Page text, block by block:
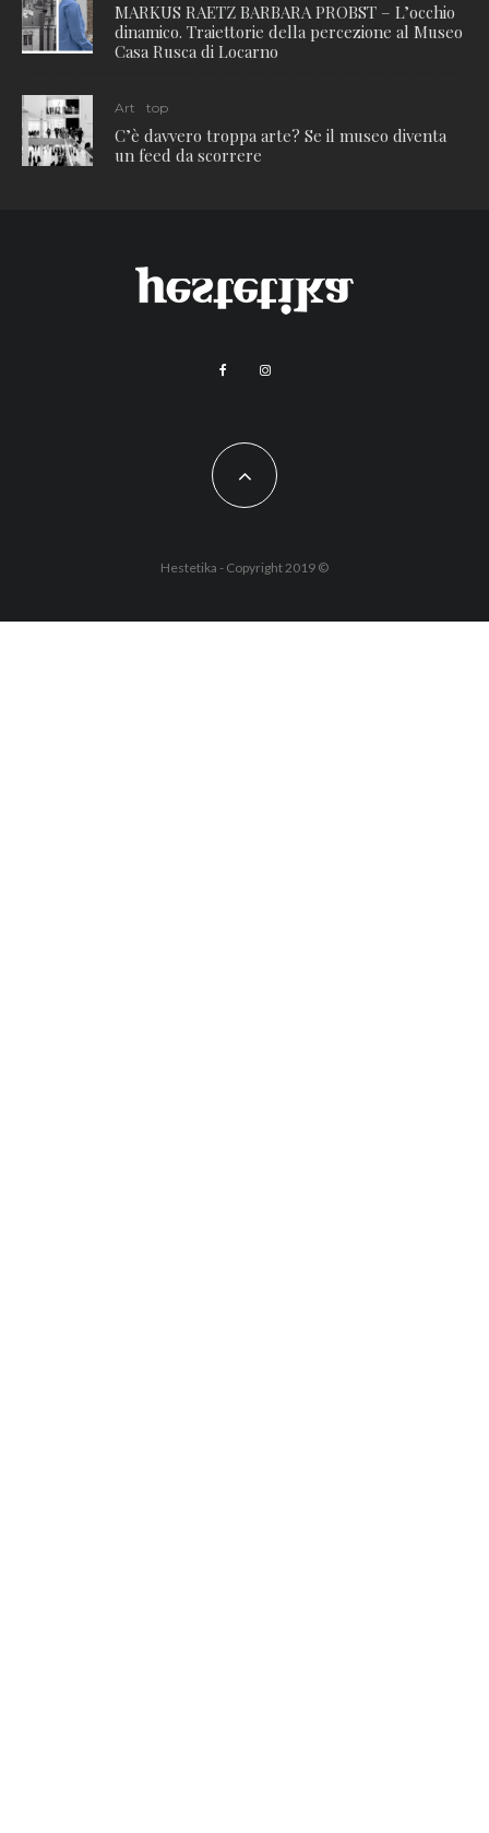
MARKUS RAETZ BARBARA PROBST – L’occhio
dinamico. Traiettorie della percezione al Museo
Casa Rusca di Locarno
Art top
C’è davvero troppa arte? Se il museo diventa
un feed da scorrere
Hestetika - Copyright 2019 ©